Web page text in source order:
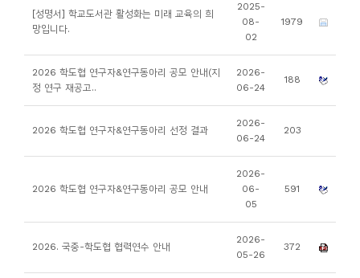
[성명서] 학교도서관 활성화는 미래 교육의 희
망입니다.
2025-
08-
02
1979
2026 학도협 연구자&연구동아리 공모 안내(지
정 연구 재공고..
2026-
06-24
188
2026 학도협 연구자&연구동아리 선정 결과
2026-
06-24
203
2026 학도협 연구자&연구동아리 공모 안내
2026-
06-
05
591
2026. 국중-학도협 협력연수 안내
2026-
05-26
372
자
소